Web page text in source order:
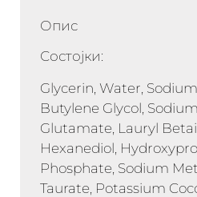
Опис
Состојки:
Glycerin, Water,
Butylene Glycol,
Glutamate, Lauryl
Hexanediol,
Phosphate, Sodium
Taurate, Potassium